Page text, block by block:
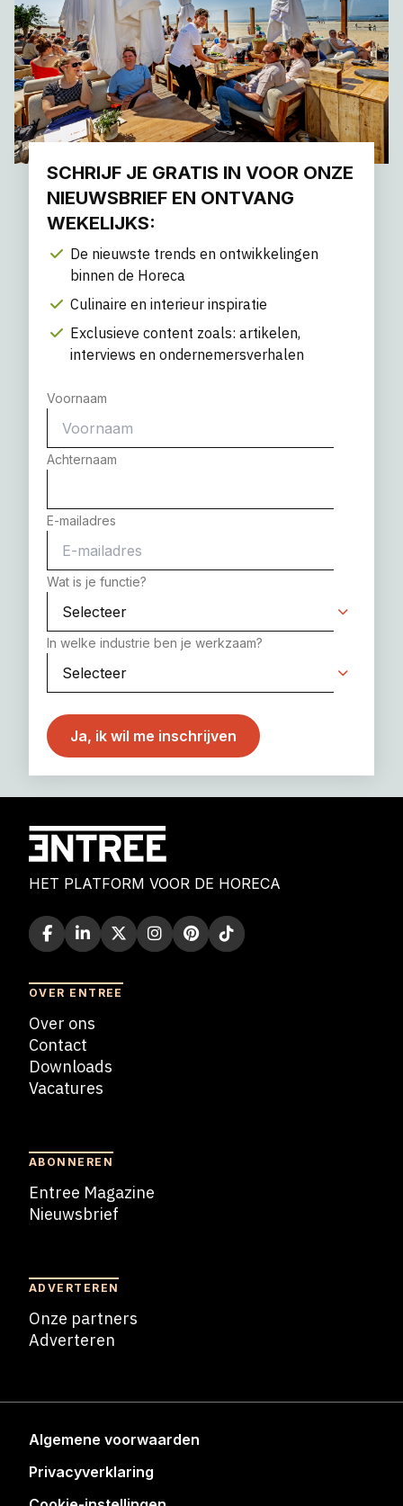
SCHRIJF JE GRATIS IN VOOR ONZE
NIEUWSBRIEF EN ONTVANG
WEKELIJKS:
De nieuwste trends en ontwikkelingen
binnen de Horeca
Culinaire en interieur inspiratie
Exclusieve content zoals: artikelen,
interviews en ondernemersverhalen
Voornaam
Achternaam
E-mailadres
Wat is je functie?
In welke industrie ben je werkzaam?
HET PLATFORM VOOR DE HORECA
OVER ENTREE
Over ons
Contact
Downloads
Vacatures
ABONNEREN
Entree Magazine
Nieuwsbrief
ADVERTEREN
Onze partners
Adverteren
Algemene voorwaarden
Privacyverklaring